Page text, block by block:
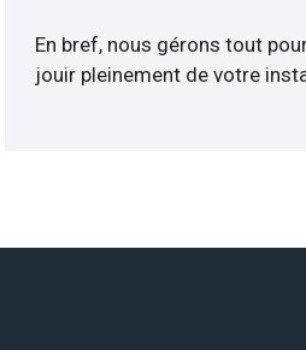
En bref, nous gérons tout
jouir pleinement de votre